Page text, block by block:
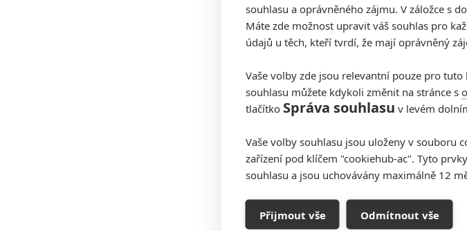
souhlasu a oprávněného zájmu. V záložce s
Máte zde možnost upravit váš souhlas pro
údajů u těch, kteří tvrdí, že mají oprávněný
Vaše volby zde jsou relevantní pouze pro
souhlasu můžete kdykoli změnit na stránce s
tlačítko Správa souhlasu v levém
Vaše volby souhlasu jsou uloženy v souboru
zařízení pod klíčem "cookiehub-ac". Tyto
souhlasu a jsou uchovávány maximálně 12
Přijmout vše Odmítnout vše